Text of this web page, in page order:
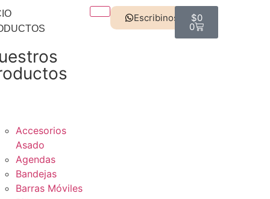
Accesorios
Asado
Agendas
Bandejas
Barras Móviles
Escribinos $0
0